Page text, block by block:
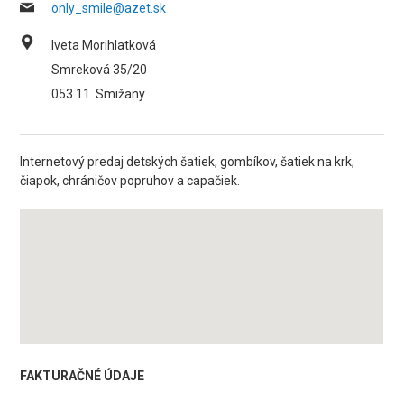
only_smile@azet.sk
Iveta Morihlatková
Smreková 35/20
053 11 Smižany
Internetový predaj detských šatiek, gombíkov, šatiek na krk,
čiapok, chráničov popruhov a capačiek.
FAKTURAČNÉ ÚDAJE